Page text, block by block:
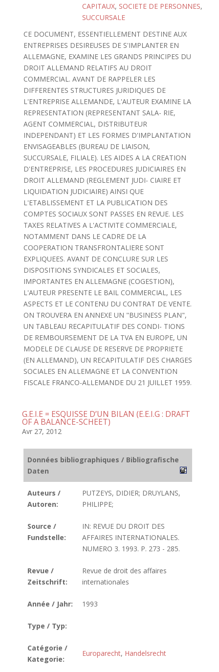
CAPITAUX, SOCIETE DE PERSONNES,
SUCCURSALE
CE DOCUMENT, ESSENTIELLEMENT DESTINE AUX
ENTREPRISES DESIREUSES DE S'IMPLANTER EN
ALLEMAGNE, EXAMINE LES GRANDS PRINCIPES DU
DROIT ALLEMAND RELATIFS AU DROIT
COMMERCIAL. AVANT DE RAPPELER LES
DIFFERENTES STRUCTURES JURIDIQUES DE
L'ENTREPRISE ALLEMANDE, L'AUTEUR EXAMINE LA
REPRESENTATION (REPRESENTANT SALA- RIE,
AGENT COMMERCIAL, DISTRIBUTEUR
INDEPENDANT) ET LES FORMES D'IMPLANTATION
ENVISAGEABLES (BUREAU DE LIAISON,
SUCCURSALE, FILIALE). LES AIDES A LA CREATION
D'ENTREPRISE, LES PROCEDURES JUDICIAIRES EN
DROIT ALLEMAND (REGLEMENT JUDI- CIAIRE ET
LIQUIDATION JUDICIAIRE) AINSI QUE
L'ETABLISSEMENT ET LA PUBLICATION DES
COMPTES SOCIAUX SONT PASSES EN REVUE. LES
TAXES RELATIVES A L'ACTIVITE COMMERCIALE,
NOTAMMENT DANS LE CADRE DE LA
COOPERATION TRANSFRONTALIERE SONT
EXPLIQUEES. AVANT DE CONCLURE SUR LES
DISPOSITIONS SYNDICALES ET SOCIALES,
IMPORTANTES EN ALLEMAGNE (COGESTION),
L'AUTEUR PRESENTE LE BAIL COMMERCIAL, LES
ASPECTS ET LE CONTENU DU CONTRAT DE VENTE.
ON TROUVERA EN ANNEXE UN "BUSINESS PLAN",
UN TABLEAU RECAPITULATIF DES CONDI- TIONS
DE REMBOURSEMENT DE LA TVA EN EUROPE, UN
MODELE DE CLAUSE DE RESERVE DE PROPRIETE
(EN ALLEMAND), UN RECAPITULATIF DES CHARGES
SOCIALES EN ALLEMAGNE ET LA CONVENTION
FISCALE FRANCO-ALLEMANDE DU 21 JUILLET 1959.
G.E.I.E = ESQUISSE D’UN BILAN (E.E.I.G : DRAFT
OF A BALANCE-SCHEET)
Avr 27, 2012
Données bibliographiques / Bibliografische
Daten
Auteurs /
Autoren:
PUTZEYS, DIDIER; DRUYLANS,
PHILIPPE;
Source /
Fundstelle:
IN: REVUE DU DROIT DES
AFFAIRES INTERNATIONALES.
NUMERO 3. 1993. P. 273 - 285.
Revue /
Zeitschrift:
Revue de droit des affaires
internationales
Année / Jahr: 1993
Type / Typ:
Catégorie /
Kategorie:
Europarecht, Handelsrecht